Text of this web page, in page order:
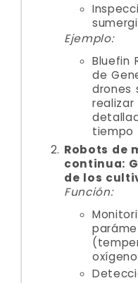
Ejemplo:
Bluefin
de
drones
tiempo
Robots de
continua:
de los
Función: